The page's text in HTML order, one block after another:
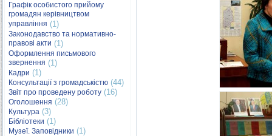
Графік особистого прийому
громадян керівництвом
управління (1)
Законодавство та нормативно-
правові акти (1)
Оформлення письмового
звернення (1)
Кадри (1)
Консультації з громадськістю (44)
Звіт про проведену роботу (16)
Оголошення (28)
Культура (3)
Бібліотеки (1)
Музеї. Заповідники (1)